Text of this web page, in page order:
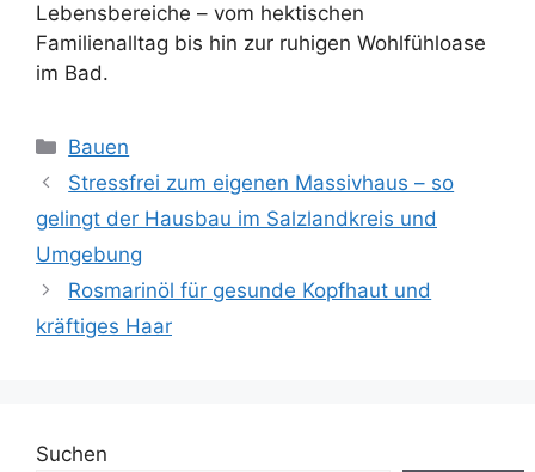
Lebensbereiche – vom hektischen
Familienalltag bis hin zur ruhigen Wohlfühloase
im Bad.
Kategorien
Bauen
Stressfrei zum eigenen Massivhaus – so
gelingt der Hausbau im Salzlandkreis und
Umgebung
Rosmarinöl für gesunde Kopfhaut und
kräftiges Haar
Suchen